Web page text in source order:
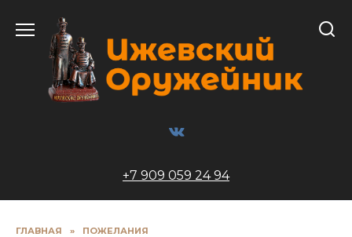
содержанию
+7 909 059 24 94
ГЛАВНАЯ » ПОЖЕЛАНИЯ